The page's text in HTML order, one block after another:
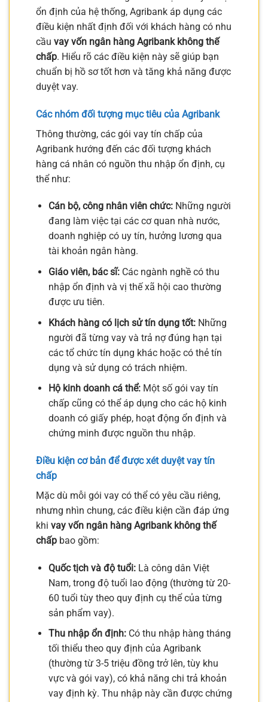
ổn định của hệ thống, Agribank áp dụng các
điều kiện nhất định đối với khách hàng có nhu
cầu vay vốn ngân hàng Agribank không thế
chấp. Hiểu rõ các điều kiện này sẽ giúp bạn
chuẩn bị hồ sơ tốt hơn và tăng khả năng được
duyệt vay.
Các nhóm đối tượng mục tiêu của Agribank
Thông thường, các gói vay tín chấp của
Agribank hướng đến các đối tượng khách
hàng cá nhân có nguồn thu nhập ổn định, cụ
thể như:
Cán bộ, công nhân viên chức:Những người
đang làm việc tại các cơ quan nhà nước,
doanh nghiệp có uy tín, hưởng lương qua
tài khoản ngân hàng.
Giáo viên, bác sĩ:Các ngành nghề có thu
nhập ổn định và vị thế xã hội cao thường
được ưu tiên.
Khách hàng có lịch sử tín dụng tốt:Những
người đã từng vay và trả nợ đúng hạn tại
các tổ chức tín dụng khác hoặc có thẻ tín
dụng và sử dụng có trách nhiệm.
Hộ kinh doanh cá thể:Một số gói vay tín
chấp cũng có thể áp dụng cho các hộ kinh
doanh có giấy phép, hoạt động ổn định và
chứng minh được nguồn thu nhập.
Điều kiện cơ bản để được xét duyệt vay tín
chấp
Mặc dù mỗi gói vay có thể có yêu cầu riêng,
nhưng nhìn chung, các điều kiện cần đáp ứng
khi vay vốn ngân hàng Agribank không thế
chấp bao gồm:
Quốc tịch và độ tuổi:Là công dân Việt
Nam, trong độ tuổi lao động (thường từ 20-
60 tuổi tùy theo quy định cụ thể của từng
sản phẩm vay).
Thu nhập ổn định:Có thu nhập hàng tháng
tối thiểu theo quy định của Agribank
(thường từ 3-5 triệu đồng trở lên, tùy khu
vực và gói vay), có khả năng chi trả khoản
vay định kỳ. Thu nhập này cần được chứng